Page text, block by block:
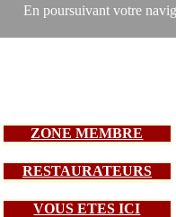
En poursuivant votre
ZONE MEMBRE
RESTAURATEURS
VOUS ETES ICI